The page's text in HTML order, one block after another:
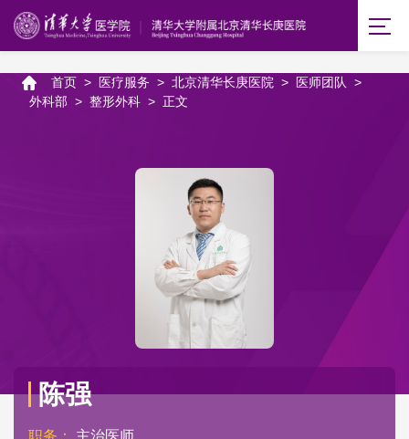
首页 > 医疗服务 > 北京清华长庚医院 > 医师团队
>
外科部 > 整形外科 > 正文
陈强
职务： 主治医师